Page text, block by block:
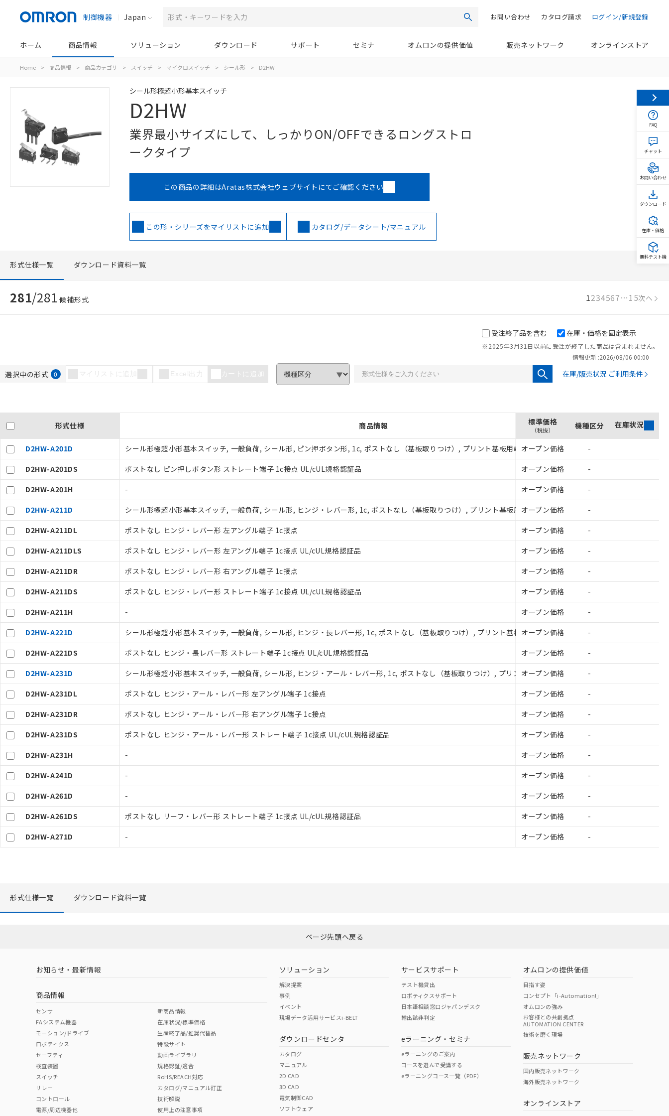
制御機器 Japan 検索 ログイン/新規登録
カタログ請求
お問い合わせ
ホーム 商品情報 ソリューション ダウンロード サポート セミナ オムロンの提供価値 販売ネットワーク オンラインストア
Home > 商品情報 > 商品カテゴリ > スイッチ > マイクロスイッチ > シール形 > D2HW
シール形極超小形基本スイッチ
D2HW
業界最小サイズにして、しっかりON/OFFできるロングストロ
ークタイプ
この商品の詳細はAratas株式会社ウェブサイトにてご確認ください
この形・シリーズをマイリストに追加 カタログ/データシート/マニュアル
形式仕様一覧 ダウンロード資料一覧
281/281 候補形式 1234567…15次へ
受注終了品を含む
※2025年3月31日以前に受注が終了した商品は含まれません。
在庫・価格を固定表示
選択中の形式 0 マイリストに追加 Excel出力 カートに追加
情報更新 :2026/08/06 00:00
在庫/販売状況 ご利用条件
形式仕様 商品情報 オンライ
標準価格
（税抜） 機種区分 在庫状況
D2HW-A201D シール形極超小形基本スイッチ, 一般負荷, シール形, ピン押ボタン形, 1c, ポストなし（基板取りつけ）, プリント基板用端子（ストレート形）
オープン価格 -
D2HW-A201DS ポストなし ピン押しボタン形 ストレート端子 1c接点 UL/cUL規格認証品 オープン価格 -
D2HW-A201H - オープン価格 -
D2HW-A211D シール形極超小形基本スイッチ, 一般負荷, シール形, ヒンジ・レバー形, 1c, ポストなし（基板取りつけ）, プリント基板用端子（ストレート形）
オープン価格 -
D2HW-A211DL ポストなし ヒンジ・レバー形 左アングル端子 1c接点 オープン価格 -
D2HW-A211DLS ポストなし ヒンジ・レバー形 左アングル端子 1c接点 UL/cUL規格認証品 オープン価格 -
D2HW-A211DR ポストなし ヒンジ・レバー形 右アングル端子 1c接点 オープン価格 -
D2HW-A211DS ポストなし ヒンジ・レバー形 ストレート端子 1c接点 UL/cUL規格認証品 オープン価格 -
D2HW-A211H - オープン価格 -
D2HW-A221D シール形極超小形基本スイッチ, 一般負荷, シール形, ヒンジ・長レバー形, 1c, ポストなし（基板取りつけ）, プリント基板用端子（ストレート形）
オープン価格 -
D2HW-A221DS ポストなし ヒンジ・長レバー形 ストレート端子 1c接点 UL/cUL規格認証品 オープン価格 -
D2HW-A231D シール形極超小形基本スイッチ, 一般負荷, シール形, ヒンジ・アール・レバー形, 1c, ポストなし（基板取りつけ）, プリント基板用端子（ストレート形）
オープン価格 -
D2HW-A231DL ポストなし ヒンジ・アール・レバー形 左アングル端子 1c接点 オープン価格 -
D2HW-A231DR ポストなし ヒンジ・アール・レバー形 右アングル端子 1c接点 オープン価格 -
D2HW-A231DS ポストなし ヒンジ・アール・レバー形 ストレート端子 1c接点 UL/cUL規格認証品 オープン価格 -
D2HW-A231H - オープン価格 -
D2HW-A241D - オープン価格 -
D2HW-A261D - オープン価格 -
D2HW-A261DS ポストなし リーフ・レバー形 ストレート端子 1c接点 UL/cUL規格認証品 オープン価格 -
D2HW-A271D - オープン価格 -
形式仕様一覧 ダウンロード資料一覧
ページ先頭へ戻る
お知らせ・最新情報
商品情報
センサ
FAシステム機器
モーション/ドライブ
ロボティクス
セーフティ
検査装置
スイッチ
リレー
コントロール
電源/周辺機器他
新商品情報
在庫状況/標準価格
生産終了品/推奨代替品
特設サイト
動画ライブラリ
規格認証/適合
RoHS/REACH対応
カタログ/マニュアル訂正
技術解説
使用上の注意事項
ソリューション
解決提案
事例
イベント
現場データ活用サービスi-BELT
ダウンロードセンタ
カタログ
マニュアル
2D CAD
3D CAD
電気制御CAD
ソフトウェア
サービスサポート
テスト機貸出
ロボティクスサポート
日本語相談窓口ジャパンデスク
輸出該非判定
eラーニング・セミナ
eラーニングのご案内
コースを選んで受講する
eラーニングコース一覧（PDF）
オムロンの提供価値
目指す姿
コンセプト「i-Automation!」
オムロンの強み
お客様との共創拠点
AUTOMATION CENTER
技術を磨く現場
販売ネットワーク
国内販売ネットワーク
海外販売ネットワーク
オンラインストア
FAQ
チャット
お問い合わせ
ダウンロード
在庫・価格
無料テスト機
記
説明
一定数以上の在庫あり
△ 一定数には満たないが在庫あり
－
在庫なし(最新の在庫状況については、お客様のお取引先、またはお客様担当のオムロン制御
機器販売店・当社販売員にご確認ください)
白
ご利用条件
以下の条件をお読みいただき、同意のうえご利用ください。
本サービスは、当社制御機器事業取扱商品の当社在庫状況および標準価格(税抜)を提供させていただ
くものです。
在庫状況および標準価格照会結果は、記載している更新日時点での社内データに基づき作成されるも
のであり、閲覧された時点での実際の在庫および標準価格とは異なる場合があることをご了承くださ
い。
正式な納期状況および標準価格はお客様のお取引先、またはお客様担当のオムロン制御機器販売店・
当社販売員にご相談ください。
オムロン制御機器販売店や当社販売拠点は「 販売ネットワーク
」をご確認ください。
在庫状況および標準価格結果を当社の事前の承諾なく第三者に漏洩または開示しないようお願いしま
す。
マイパーツ機能（部品リスト作成サービス）をご利用いただくには、I-Webメンバーズにご登録され
ている必要があります。
お客様が当ウェブサイト上で当社にご登録された部品リストについて、当社および当社の共同利用者
が、当社の製品・サービスに関するお客様との取引・商談に必要な範囲で利用することをご了承くだ
さい。
いる法人を指します。